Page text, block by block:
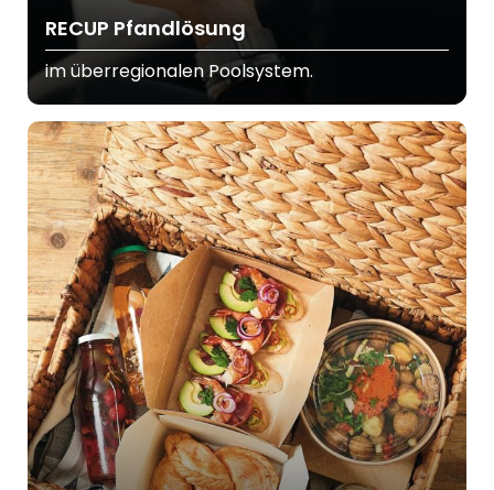
RECUP Pfandlösung
im überregionalen Poolsystem.